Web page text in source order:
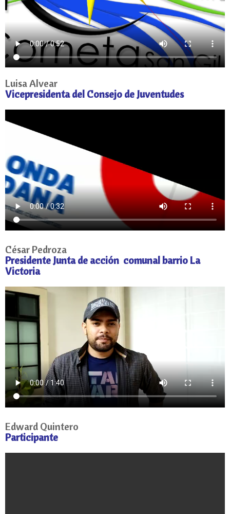
Luisa Alvear
Vicepresidenta del Consejo de Juventudes
César Pedroza
Presidente Junta de acción comunal barrio La
Victoria
Edward Quintero
Participante